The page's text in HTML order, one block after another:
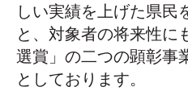
しい実績を上げた県民
と、対象者の将来性に
選賞」の二つの顕彰事
としております。